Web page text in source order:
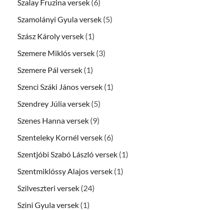
Szalay Fruzina versek (6)
Szamolányi Gyula versek (5)
Szász Károly versek (1)
Szemere Miklós versek (3)
Szemere Pál versek (1)
Szenci Száki János versek (1)
Szendrey Júlia versek (5)
Szenes Hanna versek (9)
Szenteleky Kornél versek (6)
Szentjóbi Szabó László versek (1)
Szentmiklóssy Alajos versek (1)
Szilveszteri versek (24)
Szini Gyula versek (1)